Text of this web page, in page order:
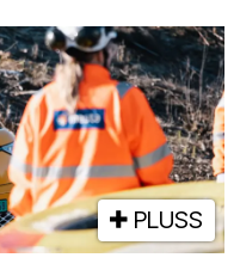
PLUSS